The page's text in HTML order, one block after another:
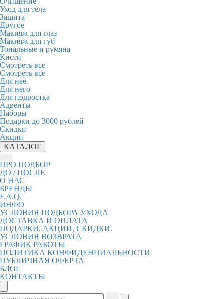
Уход для тела
Защита
Другое
Макияж для глаз
Макияж для губ
Тональные и румяна
Кисти
Смотреть все
Смотреть все
Для неё
Для него
Для подростка
Адвенты
Наборы
Подарки до 3000 рублей
Скидки
Акции
КАТАЛОГ
ПРО ПОДБОР
ДО / ПОСЛЕ
О НАС
БРЕНДЫ
F.A.Q.
ИНФО
УСЛОВИЯ ПОДБОРА УХОДА
ДОСТАВКА И ОПЛАТА
ПОДАРКИ, АКЦИИ, СКИДКИ.
УСЛОВИЯ ВОЗВРАТА
ГРАФИК РАБОТЫ
ПОЛИТИКА КОНФИДЕНЦИАЛЬНОСТИ
ПУБЛИЧНАЯ ОФЕРТА
БЛОГ
КОНТАКТЫ